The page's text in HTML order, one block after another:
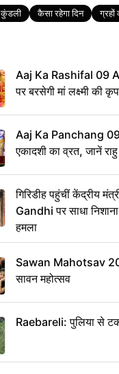
कुंडली कैसा रहेगा दिन ग्रहों
Aaj Ka Rashifal 09
पर बरसेगी मां लक्ष्मी की
Aaj Ka Panchang 09
एकादशी का व्रत, जानें
गिरिडीह पहुंचीं केंद्रीय
Gandhi पर साधा
हमला
Sawan Mahotsav
सावन महोत्सव
Raebareli: पुलिया से